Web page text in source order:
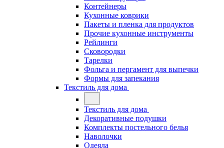
Контейнеры
Кухонные коврики
Пакеты и пленка для продуктов
Прочие кухонные инструменты
Рейлинги
Сковородки
Тарелки
Фольга и пергамент для выпечки
Формы для запекания
Текстиль для дома
Текстиль для дома
Декоративные подушки
Комплекты постельного белья
Наволочки
Одеяла